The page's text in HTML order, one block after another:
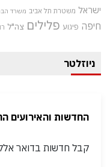
ישראל משטרת תל אביב משרד
חיפה פיגוע פלילים צה"ל
ניוזלטר
החדשות והאירועים
קבל חדשות בדואר